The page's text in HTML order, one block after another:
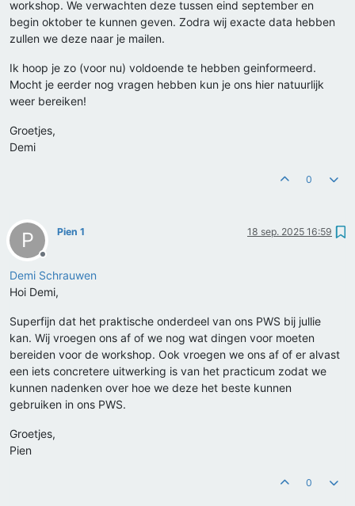
workshop. We verwachten deze tussen eind september en
begin oktober te kunnen geven. Zodra wij exacte data hebben
zullen we deze naar je mailen.
Ik hoop je zo (voor nu) voldoende te hebben geinformeerd.
Mocht je eerder nog vragen hebben kun je ons hier natuurlijk
weer bereiken!
Groetjes,
Demi
0
P
Offline
Pien 1 18 sep. 2025 16:59
Demi Schrauwen
Hoi Demi,
Superfijn dat het praktische onderdeel van ons PWS bij jullie
kan. Wij vroegen ons af of we nog wat dingen voor moeten
bereiden voor de workshop. Ook vroegen we ons af of er alvast
een iets concretere uitwerking is van het practicum zodat we
kunnen nadenken over hoe we deze het beste kunnen
gebruiken in ons PWS.
Groetjes,
Pien
0